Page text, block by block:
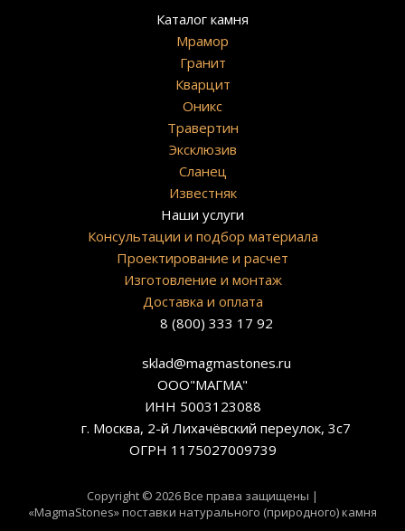
Каталог камня
Мрамор
Гранит
Кварцит
Оникс
Травертин
Эксклюзив
Сланец
Известняк
Наши услуги
Консультации и подбор материала
Проектирование и расчет
Изготовление и монтаж
Доставка и оплата
8 (800) 333 17 92
sklad@magmastones.ru
ООО"МАГМА"
ИНН 5003123088
г. Москва, 2-й Лихачёвский переулок, 3с7
ОГРН 1175027009739
Copyright © 2026 Все права защищены |
«MagmaStones» поставки натурального (природного) камня